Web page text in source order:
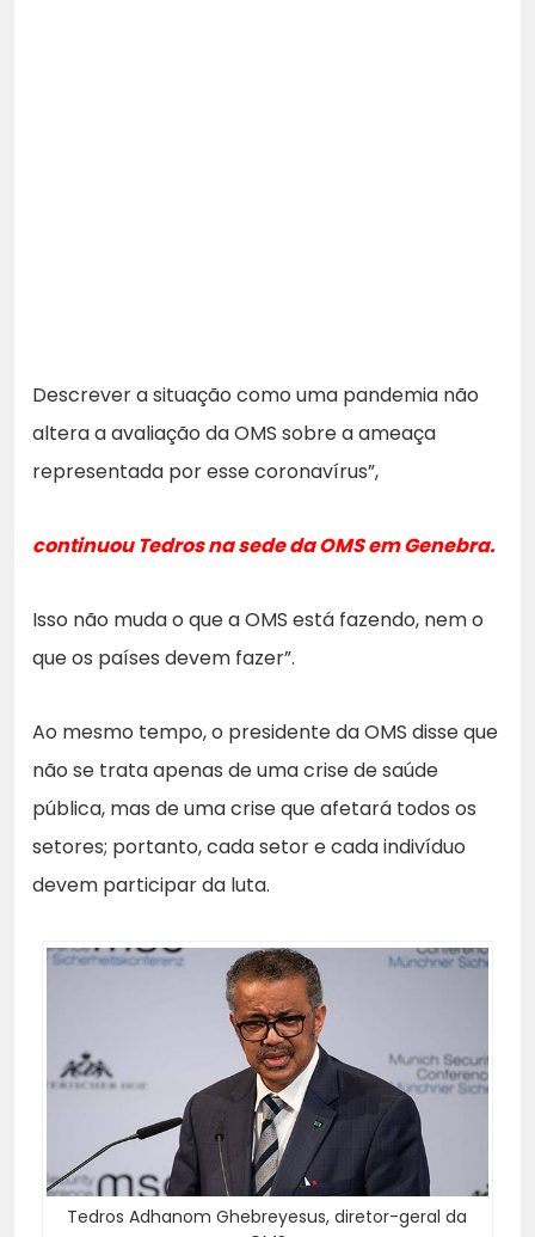
Descrever a situação como uma pandemia não
altera a avaliação da OMS sobre a ameaça
representada por esse coronavírus”,
continuou Tedros na sede da OMS em Genebra.
Isso não muda o que a OMS está fazendo, nem o
que os países devem fazer”.
Ao mesmo tempo, o presidente da OMS disse que
não se trata apenas de uma crise de saúde
pública, mas de uma crise que afetará todos os
setores; portanto, cada setor e cada indivíduo
devem participar da luta.
Tedros Adhanom Ghebreyesus, diretor-geral da